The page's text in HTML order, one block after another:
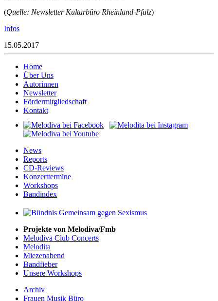
(Quelle: Newsletter Kulturbüro Rheinland-Pfalz)
Infos
15.05.2017
Home
Über Uns
Autorinnen
Newsletter
Fördermitgliedschaft
Kontakt
News
Reports
CD-Reviews
Konzerttermine
Workshops
Bandindex
Projekte von Melodiva/Fmb
Melodiva Club Concerts
Melodita
Miezenabend
Bandfieber
Unsere Workshops
Archiv
Frauen Musik Büro